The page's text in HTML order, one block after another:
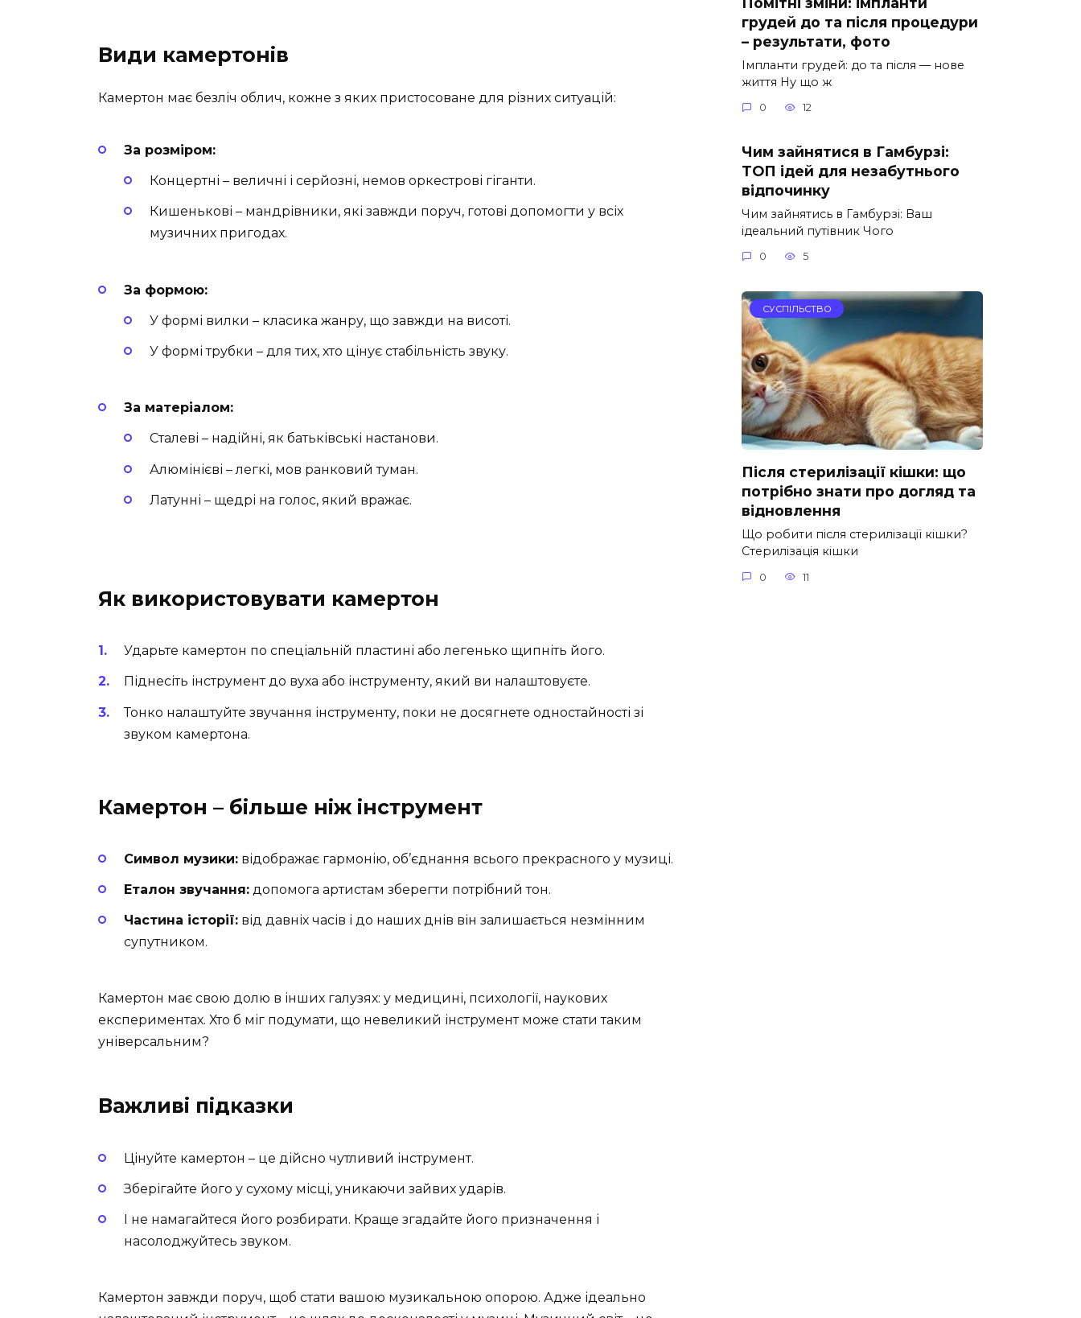
Види камертонів
Камертон має безліч облич, кожне з яких пристосоване для різних ситуацій:
За розміром:
Концертні – величні і серйозні, немов оркестрові гіганти.
Кишенькові – мандрівники, які завжди поруч, готові допомогти у всіх
музичних пригодах.
За формою:
У формі вилки – класика жанру, що завжди на висоті.
У формі трубки – для тих, хто цінує стабільність звуку.
За матеріалом:
Сталеві – надійні, як батьківські настанови.
Алюмінієві – легкі, мов ранковий туман.
Латунні – щедрі на голос, який вражає.
Як використовувати камертон
Ударьте камертон по спеціальній пластині або легенько щипніть його.
Піднесіть інструмент до вуха або інструменту, який ви налаштовуєте.
Тонко налаштуйте звучання інструменту, поки не досягнете одностайності зі
звуком камертона.
Камертон – більше ніж інструмент
Символ музики: відображає гармонію, об’єднання всього прекрасного у музиці.
Еталон звучання: допомога артистам зберегти потрібний тон.
Частина історії: від давніх часів і до наших днів він залишається незмінним
супутником.
Камертон має свою долю в інших галузях: у медицині, психології, наукових
експериментах. Хто б міг подумати, що невеликий інструмент може стати таким
універсальним?
Важливі підказки
Цінуйте камертон – це дійсно чутливий інструмент.
Зберігайте його у сухому місці, уникаючи зайвих ударів.
І не намагайтеся його розбирати. Краще згадайте його призначення і
насолоджуйтесь звуком.
Камертон завжди поруч, щоб стати вашою музикальною опорою. Адже ідеально
грудей до та після процедури
– результати, фото
Імпланти грудей: до та після — нове
життя Ну що ж
0 12
Чим зайнятися в Гамбурзі:
ТОП ідей для незабутнього
відпочинку
Чим зайнятись в Гамбурзі: Ваш
ідеальний путівник Чого
0 5
СУСПІЛЬСТВО
Після стерилізації кішки: що
потрібно знати про догляд та
відновлення
Що робити після стерилізації кішки?
Стерилізація кішки
0 11